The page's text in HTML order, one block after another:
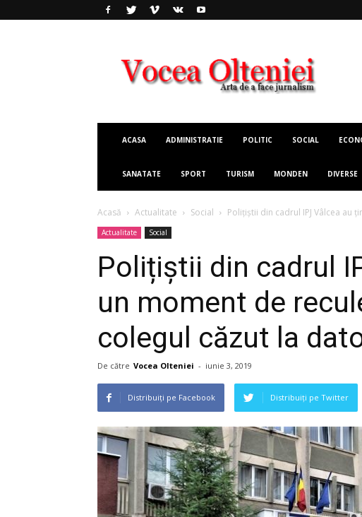
Olteniei
ACASA ADMINISTRATIE POLITIC SOCIAL
SANATATE SPORT TURISM MONDEN DIVERSE
Acasă Actualitate Social Polițiștii din cadrul IPJ Vâlcea au
Actualitate Social
Polițiștii din cadrul
un moment de
colegul căzut la
De către Vocea Olteniei - iunie 3, 2019
Distribuiți pe Facebook Distribuiți pe Twitter